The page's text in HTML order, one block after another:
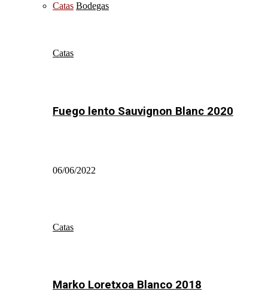
Catas Bodegas
Catas
Fuego lento Sauvignon Blanc 2020
06/06/2022
Catas
Marko Loretxoa Blanco 2018